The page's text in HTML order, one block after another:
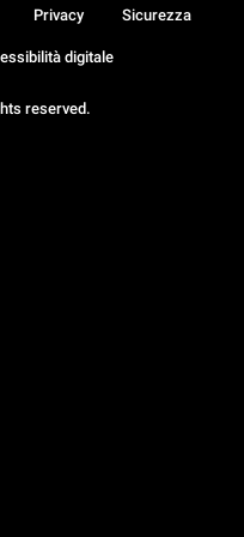
reserved.
Privacy Sicurezza
digitale